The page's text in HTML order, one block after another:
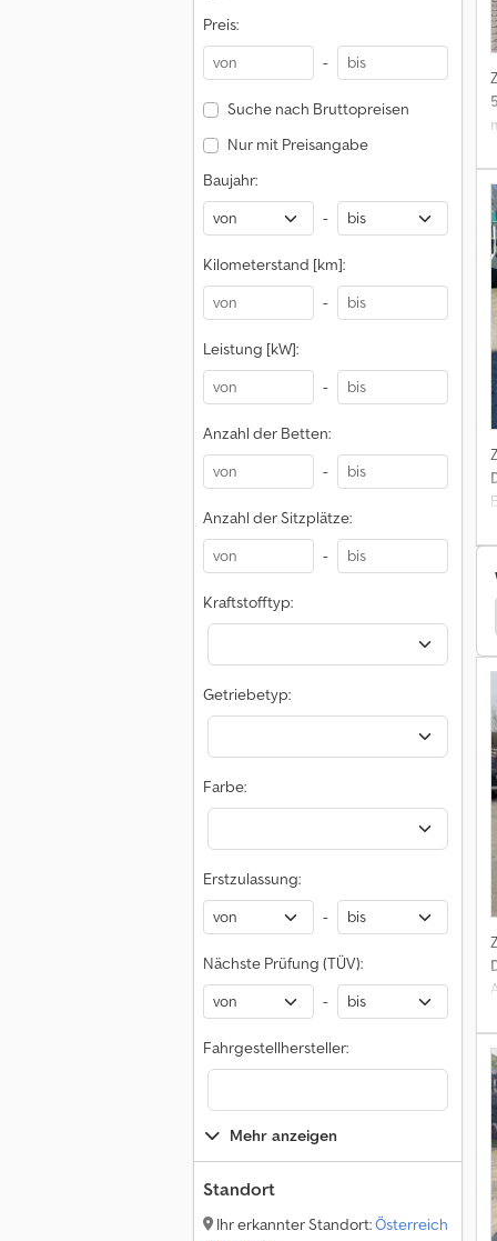
Preis:
-
Suche nach Bruttopreisen
Nur mit Preisangabe
Baujahr:
-
Kilometerstand [km]:
-
Leistung [kW]:
-
Anzahl der Betten:
-
Anzahl der Sitzplätze:
-
Kraftstofftyp:
Getriebetyp:
Farbe:
Erstzulassung:
-
Nächste Prüfung (TÜV):
-
Fahrgestellhersteller:
Mehr anzeigen
Standort
Ihr erkannter Standort:Österreich
Kia Transporter Pritsche & Plane